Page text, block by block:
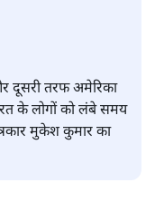
मोदी जी?